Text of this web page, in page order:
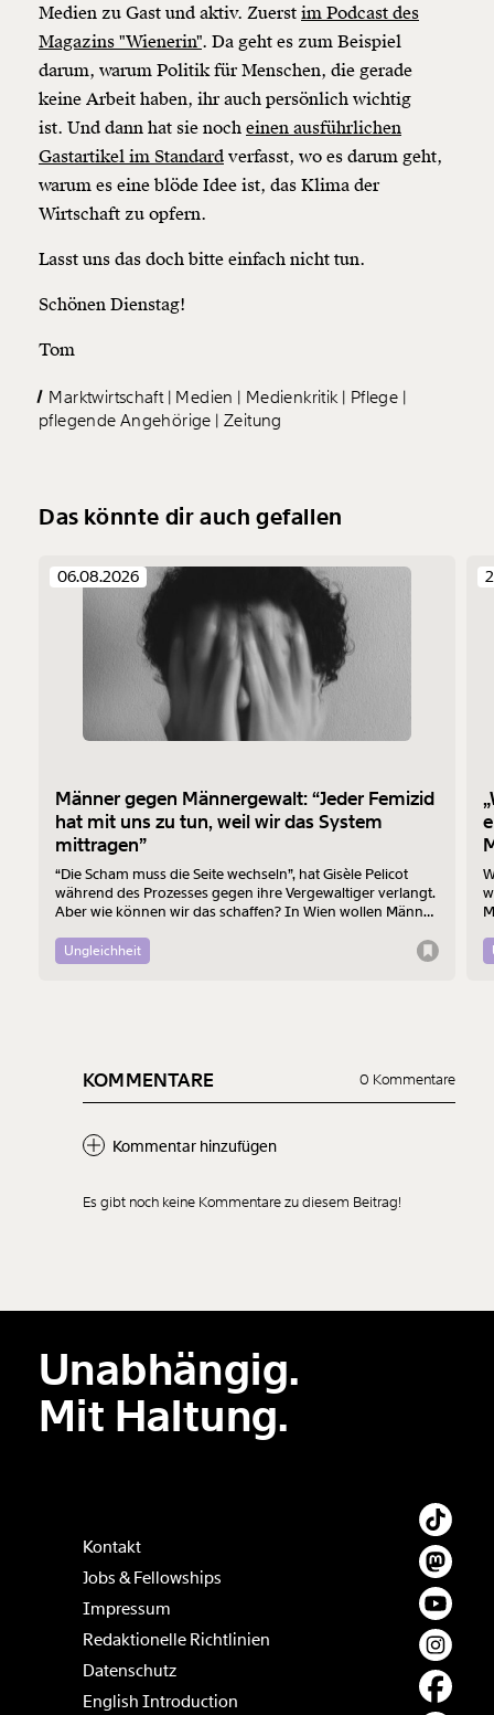
Medien zu Gast und aktiv. Zuerst im Podcast des
Magazins "Wienerin". Da geht es zum Beispiel
darum, warum Politik für Menschen, die gerade
keine Arbeit haben, ihr auch persönlich wichtig
ist. Und dann hat sie noch einen ausführlichen
Gastartikel im Standard verfasst, wo es darum geht,
warum es eine blöde Idee ist, das Klima der
Wirtschaft zu opfern.
Lasst uns das doch bitte einfach nicht tun.
Schönen Dienstag!
Tom
Marktwirtschaft Medien Medienkritik
Pflege
pflegende Angehörige Zeitung
Das könnte dir auch gefallen
06.08.2026
Männer gegen Männergewalt: “Jeder Femizid
hat mit uns zu tun, weil wir das System
mittragen”
“Die Scham muss die Seite wechseln”, hat Gisèle Pelicot
während des Prozesses gegen ihre Vergewaltiger verlangt.
Aber wie können wir das schaffen? In Wien wollen Männer
Männergewalt den ersten Schritt machen.
Ungleichheit
KOMMENTARE 0 Kommentare
Kommentar hinzufügen
Der Inhalt dieses Feldes wird nicht öffentlich zugänglich angezeigt.
Es gibt noch keine Kommentare zu diesem Beitrag!
Unabhängig.
Mit Haltung.
Kontakt
Jobs & Fellowships
Impressum
Redaktionelle Richtlinien
Datenschutz
English Introduction